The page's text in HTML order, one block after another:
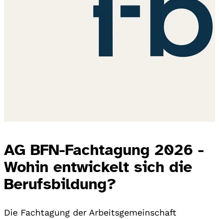
AG BFN-Fachtagung 2026 -
Wohin entwickelt sich die
Berufsbildung?
Die Fachtagung der Arbeitsgemeinschaft